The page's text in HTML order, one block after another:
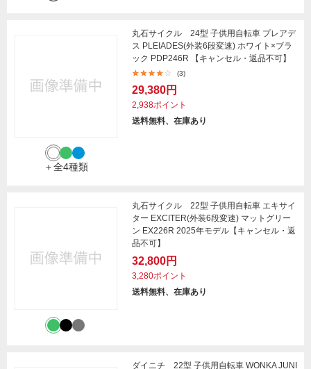
＋全4種類
丸石サイクル 24型 子供用自転車 プレアデ
ス PLEIADES(外装6段変速) ホワイト×ブラ
ック PDP246R 【キャンセル・返品不可】
(3)
29,380円
2,938ポイント
送料無料、在庫あり
丸石サイクル 22型 子供用自転車 エキサイ
ター EXCITER(外装6段変速) マットグリー
ン EX226R 2025年モデル【キャンセル・返
品不可】
32,800円
3,280ポイント
送料無料、在庫あり
ダイニチ 22型 子供用自転車 WONKA JUNI